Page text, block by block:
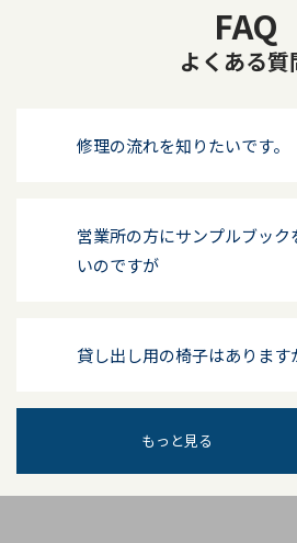
FAQ
よくある質
修理の流れを知りたいです。
営業所の方にサンプルブック
いのですが
貸し出し用の椅子はあります
もっと見る